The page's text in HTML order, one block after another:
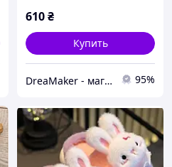
610₴
Купить
DreaMaker - магазин военных и других товаров 95%